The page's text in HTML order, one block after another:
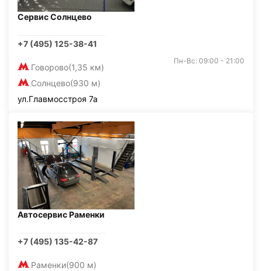
Сервис Солнцево
+7 (495) 125-38-41
Говорово(1,35 км)
Солнцево(930 м)
Пн-Вс: 09:00 - 21:00
ул.Главмосстроя 7а
Автосервис Раменки
+7 (495) 135-42-87
Раменки(900 м)